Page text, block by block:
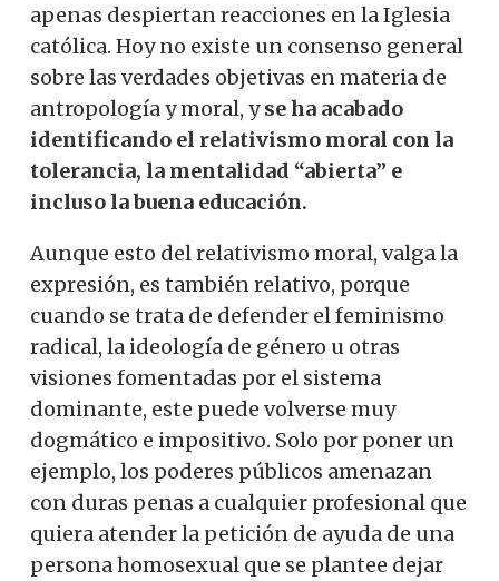
apenas despiertan reacciones en la Iglesia
católica. Hoy no existe un consenso general
sobre las verdades objetivas en materia de
antropología y moral, yse ha acabado
identificando el relativismo moral con la
tolerancia, la mentalidad “abierta” e
incluso la buena educación.
Aunque esto del relativismo moral, valga la
expresión, es también relativo, porque
cuando se trata de defender el feminismo
radical, la ideología de género u otras
visiones fomentadas por el sistema
dominante, este puede volverse muy
dogmático e impositivo. Solo por poner un
ejemplo, los poderes públicos amenazan
con duras penas a cualquier profesional que
quiera atender la petición de ayuda de una
persona homosexual que se plantee dejar